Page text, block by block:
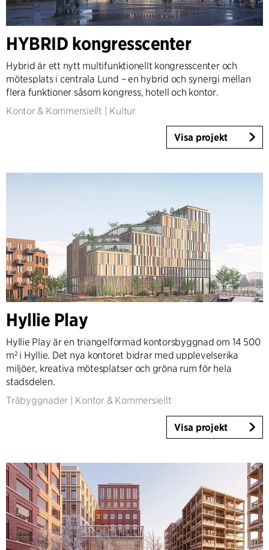
HYBRID kongresscenter
Hybrid är ett nytt multifunktionellt kongresscenter och
mötesplats i centrala Lund – en hybrid och synergi mellan
flera funktioner såsom kongress, hotell och kontor.
Kontor & Kommersiellt
Kultur
Visa projekt
Hyllie Play
Hyllie Play är en triangelformad kontorsbyggnad om 14 500
m² i Hyllie. Det nya kontoret bidrar med upplevelserika
miljöer, kreativa mötesplatser och gröna rum för hela
stadsdelen.
Träbyggnader
Kontor & Kommersiellt
Visa projekt